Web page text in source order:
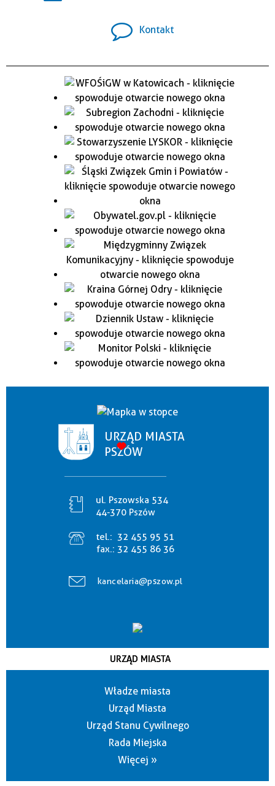
Kontakt
URZĄD MIASTA
PSZÓW
ul. Pszowska 534
44-370 Pszów
tel.: 32 455 95 51
fax.: 32 455 86 36
kancelaria@pszow.pl
URZĄD MIASTA
Władze miasta
Urząd Miasta
Urząd Stanu Cywilnego
Rada Miejska
Więcej »